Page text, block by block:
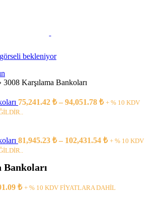
3008 Karşılama Bankoları
75,241.42 ₺ – 94,051.78 ₺ + % 10 KDV
81,945.23 ₺ – 102,431.54 ₺ + % 10 KDV
Bankoları
₺ + % 10 KDV FİYATLARA DAHİL